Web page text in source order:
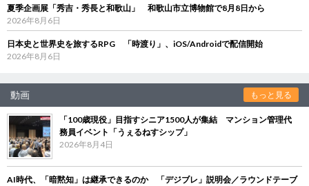
夏季企画展「秀吉・秀長と和歌山」 和歌山市立博物館で8月8日から
2026年8月6日
日本史と世界史を旅するRPG 「時渡り」、iOS/Androidで配信開始
2026年8月6日
動画 もっと見る
「100歳現役」目指すシニア1500人が集結 マンション管理代
務員イベント「うぇるねすシップ」
2026年8月4日
AI時代、「暗黙知」は継承できるのか 「デジブレ」説明会／ラウンドテーブ